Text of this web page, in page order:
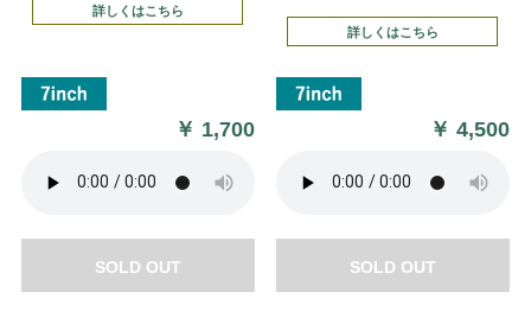
詳しくはこちら
￥ 1,700
SOLD OUT
詳しくはこちら
￥4,500
SOLD OUT